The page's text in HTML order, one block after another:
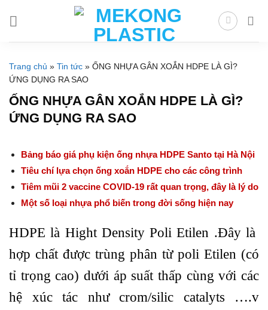
Trang chủ » Tin tức » ỐNG NHỰA GÂN XOẮN HDPE LÀ GÌ?
ỨNG DỤNG RA SAO
ỐNG NHỰA GÂN XOẮN HDPE LÀ GÌ?
ỨNG DỤNG RA SAO
Bảng báo giá phụ kiện ống nhựa HDPE Santo tại Hà Nội
Tiêu chí lựa chọn ống xoắn HDPE cho các công trình
Tiêm mũi 2 vaccine COVID-19 rất quan trọng, đây là lý do
Một số loại nhựa phổ biến trong đời sống hiện nay
HDPE là Hight Density Poli Etilen .Đây là
hợp chất được trùng phân từ poli Etilen (có
tỉ trọng cao) dưới áp suất thấp cùng với các
hệ xúc tác như crom/silic catalyts ….v